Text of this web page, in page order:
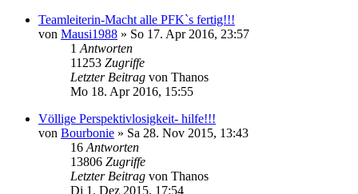
Teamleiterin-Macht alle PFK`s fertig!!!
von Mausi1988 » So 17. Apr 2016, 23:57
1 Antworten
11253 Zugriffe
Letzter Beitrag von Thanos
Mo 18. Apr 2016, 15:55
Völlige Perspektivlosigkeit- hilfe!!!
von Bourbonie » Sa 28. Nov 2015, 13:43
16 Antworten
13806 Zugriffe
Letzter Beitrag von Thanos
Di 1. Dez 2015, 17:54